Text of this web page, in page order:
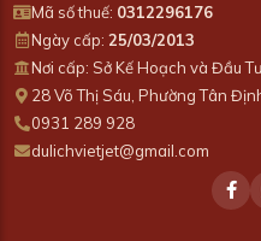
Mã số thuế: 0312296176
Ngày cấp: 25/03/2013
Nơi cấp: Sở Kế Hoạch và Đầu
28 Võ Thị Sáu, Phường Tân
0931 289 928
dulichvietjet@gmail.com